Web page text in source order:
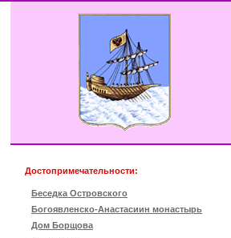
Достопримечательности:
Беседка Островского
Богоявленско-Анастасиин монастырь
Дом Борщова